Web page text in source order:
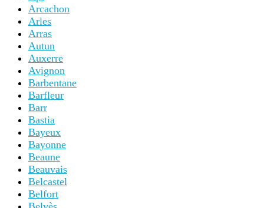
Arcachon
Arles
Arras
Autun
Auxerre
Avignon
Barbentane
Barfleur
Barr
Bastia
Bayeux
Bayonne
Beaune
Beauvais
Belcastel
Belfort